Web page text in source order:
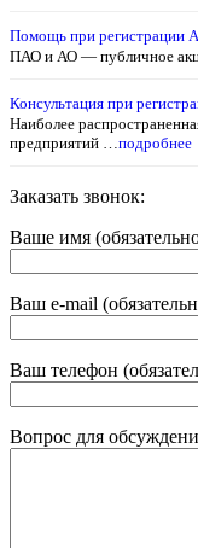
Помощь при регистрации
ПАО и АО — публичное
Консультация при
Наиболее
предприятий …подробнее
Заказать звонок:
Ваше имя
Ваш e-mail
Ваш телефон
Вопрос для